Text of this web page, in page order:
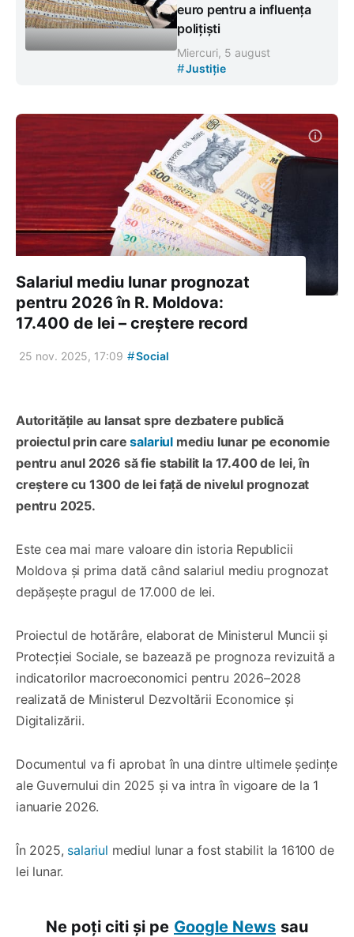
euro pentru a influența
polițiști
Miercuri, 5 august
#Justiție
Salariul mediu lunar prognozat
pentru 2026 în R. Moldova:
17.400 de lei – creștere record
25 nov. 2025, 17:09 #Social
Autoritățile au lansat spre dezbatere publică
proiectul prin caresalariulmediu lunar pe economie
pentru anul 2026 să fie stabilit la 17.400 de lei, în
creștere cu 1300 de lei față de nivelul prognozat
pentru 2025.
Este cea mai mare valoare din istoria Republicii
Moldova și prima dată când salariul mediu prognozat
depășește pragul de 17.000 de lei.
Proiectul de hotărâre, elaborat de Ministerul Muncii și
Protecției Sociale, se bazează pe prognoza revizuită a
indicatorilor macroeconomici pentru 2026–2028
realizată de Ministerul Dezvoltării Economice și
Digitalizării.
Documentul va fi aprobat în una dintre ultimele ședințe
ale Guvernului din 2025 și va intra în vigoare de la 1
ianuarie 2026.
În 2025, salariul mediul lunar a fost stabilit la 16100 de
lei lunar.
Ne poți citi și pe Google News sau